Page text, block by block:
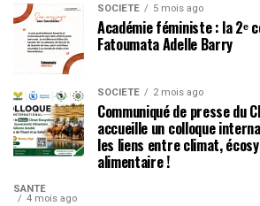
SOCIÉTÉ 5 mois ago
Académie féministe : la 2ᵉ
Fatoumata Adelle Barry
SOCIÉTÉ 2 mois ago
Communiqué de presse du
accueille un colloque
les liens entre climat,
alimentaire !
SANTÉ
4 mois ago